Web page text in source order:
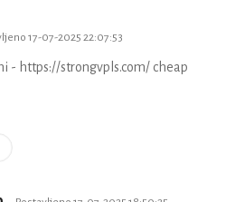
17-07-2025 22:07:53
- https://strongvpls.com/ cheap